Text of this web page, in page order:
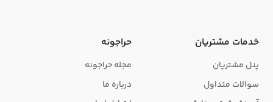
خدمات مشتریان
پنل مشتریان
سوالات متداول
حراجونه
مجله حراجونه
درباره ما